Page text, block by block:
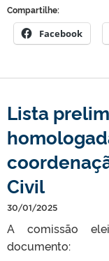
Compartilhe:
Facebook
Lista
Civil
30/01/2025
A comissão
documento: